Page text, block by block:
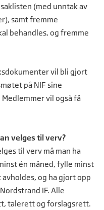
(med unntak av
samt fremme
behandles, og fremme
vil bli gjort
på NIF sine
Medlemmer vil også få
velges til verv?
til verv må man ha
én måned, fylle minst
og ha gjort opp
IF. Alle
talerett og forslagsrett.